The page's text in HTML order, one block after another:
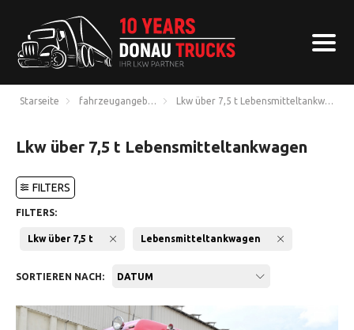
Starseite fahrzeugangebote Lkw über 7,5 t Lebensmitteltankwagen
Lkw über 7,5 t Lebensmitteltankwagen
FILTERS
FILTERS:
Lkw über 7,5 t Lebensmitteltankwagen
SORTIEREN NACH: DATUM